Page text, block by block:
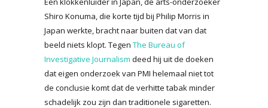
Shiro Konuma, die korte tijd bij Philip Morris in
Japan werkte, bracht naar buiten dat van dat
beeld niets klopt. Tegen The Bureau of
Investigative Journalism deed hij uit de doeken
dat eigen onderzoek van PMI helemaal niet tot
de conclusie komt dat de verhitte tabak minder
schadelijk zou zijn dan traditionele sigaretten.